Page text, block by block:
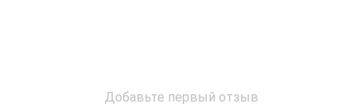
Добавьте первый отзыв